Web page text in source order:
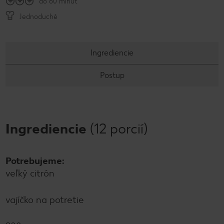
Jednoduché
Ingrediencie
Postup
Ingrediencie (12 porcií)
Potrebujeme:
veľký citrón
vajíčko na potretie